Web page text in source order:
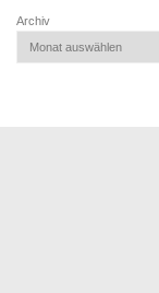
Archiv